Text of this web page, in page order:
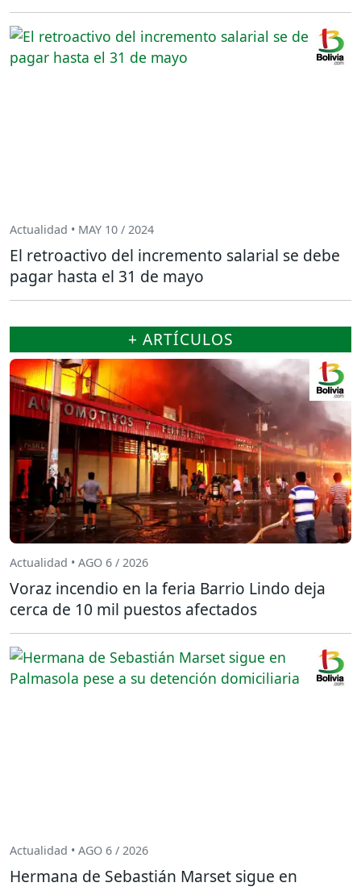
Actualidad • MAY 10 / 2024
El retroactivo del incremento salarial se debe
pagar hasta el 31 de mayo
+ ARTÍCULOS
Actualidad • AGO 6 / 2026
Voraz incendio en la feria Barrio Lindo deja
cerca de 10 mil puestos afectados
Actualidad • AGO 6 / 2026
Hermana de Sebastián Marset sigue en